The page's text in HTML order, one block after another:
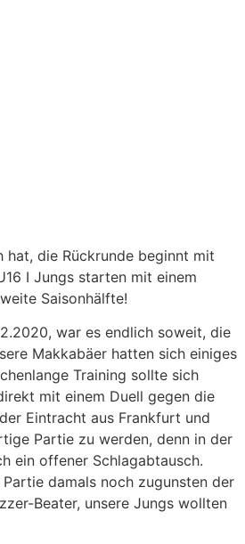
hat, die Rückrunde beginnt mit
I Jungs starten mit einem
Saisonhälfte!
war es endlich soweit, die
Makkabäer hatten sich einiges
Training sollte sich
mit einem Duell gegen die
Eintracht aus Frankfurt und
Partie zu werden, denn in der
ein offener Schlagabtausch.
damals noch zugunsten der
Beater, unsere Jungs wollten